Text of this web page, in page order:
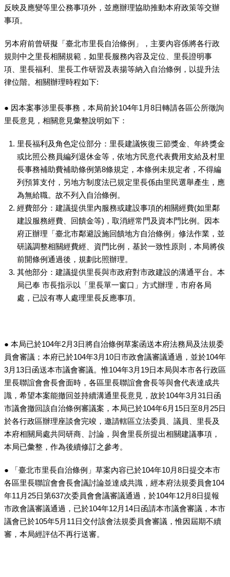
反映及應變等里公務事項外，並應辦理協助推動本府政策等交辦
事項。
另本府前曾研擬「臺北市里長自治條例」，主要內容係將各行政
規則中之里長相關規範，如里長服務內容及定位、里長證明事
項、里長福利、里長工作研習及表揚等納入自治條例，以提升法
律位階。相關辦理時程如下:
● 因本案事涉里長事務，本局前於104年1月8日轉請各區公所徵詢
里長意見，相關意見彙整說明如下：
里長福利及角色定位部分：里長建議恢復三節獎金、年終獎金
或比照公務員編列退休金等，依地方民意代表費用支給及村里
長事務補助費補助條例第8條規定，本條例未規定者，不得編
列預算支付，另地方制度法已規定里長係由里民選舉產生，應
為無給職。故不列入自治條例。
經費部分：建議提供里內服務或建設事項的相關經費(如里鄰
建設服務經費、回饋金等)，取消經常門及資本門比例。因本
府正辦理「臺北市鄰避設施回饋地方自治條例」修法作業，並
研議調整相關經費經、資門比例，基於一致性原則，本局將俟
前開條例通過後，規劃比照辦理。
其他部分：建議提供里長與市政府對市政建設的溝通平台。本
局已奉 市長指示以「里長單一窗口」方式辦理，市府各局
處，已設有專人處理里長反應事項。
● 本局已於104年2月3日將自治條例草案函送本府法務局及法規委
員會審議；本府已於104年3月10日市政會議審議通過，並於104年
3月13日函送本市議會審議。惟104年3月19日本局與本市各行政區
里長聯誼會會長會面時，各區里長聯誼會會長等與會代表達成共
識，希望本案能撤回並持續溝通里長意見，故於104年3月31日函
市議會撤回該自治條例審議案，本局已於104年6月15日至8月25日
於各行政區辦理座談會完竣，邀請轄區立法委員、議員、里長及
本府相關局處共同研商、討論，與會里長所提出相關建議事項，
本局已彙整，作為後續修訂之參考。
● 「臺北市里長自治條例」草案內容已於104年10月8日提交本市
各區里長聯誼會會長會議討論並達成共識，經本府法規委員會104
年11月25日第637次委員會會議審議通過，於104年12月8日提報
市政會議審議通過，已於104年12月14日函請本市議會審議，本市
議會已於105年5月11日交付該會法規委員會審議，惟因屆期不續
審，本局經評估不再行送審。